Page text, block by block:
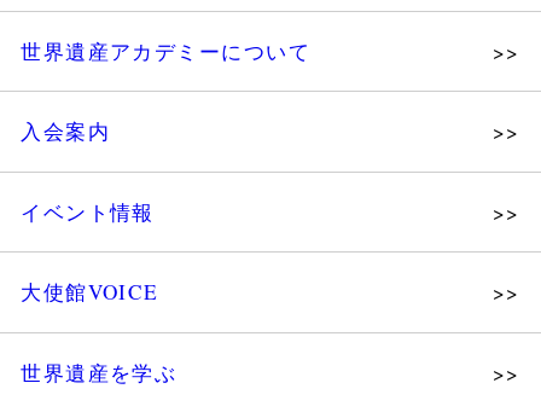
世界遺産アカデミーについて
組織図・役員
法人会員・協賛団体／公認団体
入会案内
イベント情報
大使館VOICE
世界遺産を学ぶ